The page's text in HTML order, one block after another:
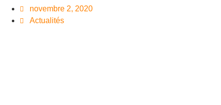
novembre 2, 2020
Actualités